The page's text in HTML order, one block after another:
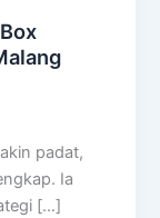
padat,
Ia
[…]